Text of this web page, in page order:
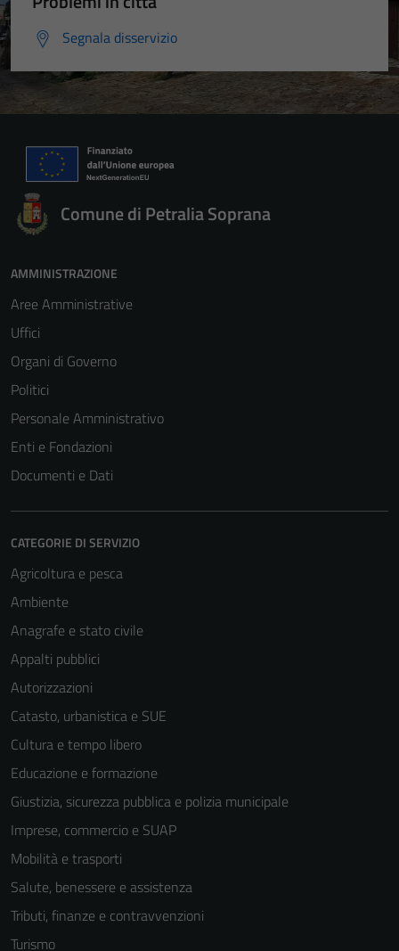
Segnala disservizio
Comune di Petralia Soprana
AMMINISTRAZIONE
Aree Amministrative
Uffici
Organi di Governo
Politici
Personale Amministrativo
Enti e Fondazioni
Documenti e Dati
CATEGORIE DI SERVIZIO
Agricoltura e pesca
Ambiente
Anagrafe e stato civile
Appalti pubblici
Autorizzazioni
Catasto, urbanistica e SUE
Cultura e tempo libero
Educazione e formazione
Giustizia, sicurezza pubblica e polizia municipale
Imprese, commercio e SUAP
Mobilità e trasporti
Salute, benessere e assistenza
Tributi, finanze e contravvenzioni
Turismo